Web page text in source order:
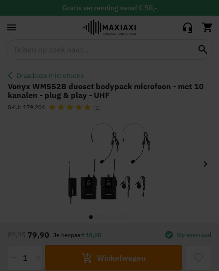
Gratis verzending vanaf € 50,-
binnen 30 dagen ruilen & retour
Vandaag besteld, maandag in huis
Draadloze microfoons
10 kanalen - plug
& play - UHF
Vonyx WM552B duoset bodypack microfoon - met 10
kanalen - plug & play - UHF
SKU 179.204 Waardering: (1)
79,90
89,95 Je bespaart 10,05
Winkelwagen
Op voorraad
het